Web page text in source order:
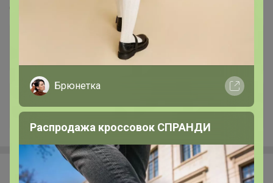
+148
Happy Baby
Брюнетка
Распродажа кроссовок СПРАНДИ